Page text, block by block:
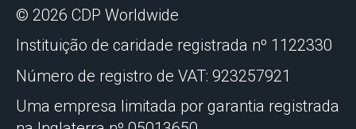
© 2026 CDP Worldwide
Instituição de caridade registrada nº 1122330
Número de registro de VAT: 923257921
Uma empresa limitada por garantia registrada